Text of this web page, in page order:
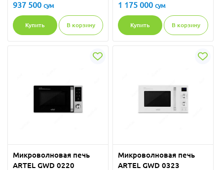
937 500 сум
Купить В корзину
1 175 000 сум
Купить В корзину
Микроволновая печь
ARTEL GWD 0220
Микроволновая печь
ARTEL GWD 0323